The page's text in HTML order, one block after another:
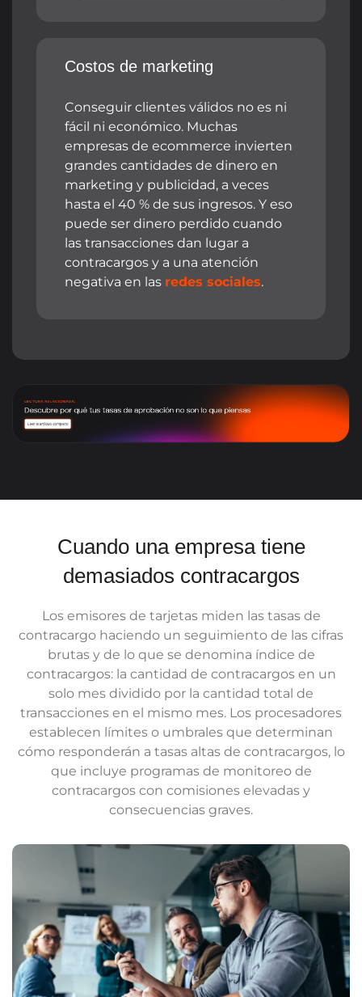
Costos de marketing
Conseguir clientes válidos no es ni
fácil ni económico. Muchas
empresas de ecommerce invierten
grandes cantidades de dinero en
marketing y publicidad, a veces
hasta el 40 % de sus ingresos. Y eso
puede ser dinero perdido cuando
las transacciones dan lugar a
contracargos y a una atención
negativa en las redes sociales.
Cuando una empresa tiene
demasiados contracargos
Los emisores de tarjetas miden las tasas de
contracargo haciendo un seguimiento de las cifras
brutas y de lo que se denomina índice de
contracargos: la cantidad de contracargos en un
solo mes dividido por la cantidad total de
transacciones en el mismo mes. Los procesadores
establecen límites o umbrales que determinan
cómo responderán a tasas altas de contracargos, lo
que incluye programas de monitoreo de
contracargos con comisiones elevadas y
consecuencias graves.